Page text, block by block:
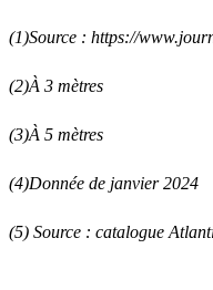
(1)Source : https://
(2)À 3 mètres
(3)À 5 mètres
(4)Donnée de janvier 2024
(5) Source : catalogue